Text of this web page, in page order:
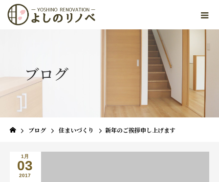
ブログ
ブログ 住まいづくり 新年のご挨拶申し上げます
1月
03
2017